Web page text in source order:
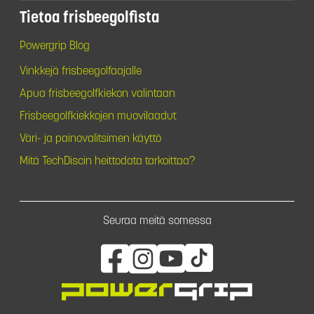
Tietoa frisbeegolfista
Powergrip Blog
Vinkkejä frisbeegolfaajalle
Apua frisbeegolfkiekon valintaan
Frisbeegolfkiekkojen muovilaadut
Väri- ja painovalitsimen käyttö
Mitä TechDiscin heittodata tarkoittaa?
Seuraa meitä somessa